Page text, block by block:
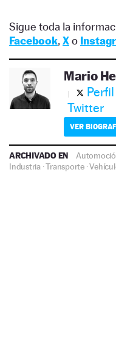
Sigue toda la
Facebook, Xo
Mario
Twitter
VER
ARCHIVADO EN
Industria·Transporte·